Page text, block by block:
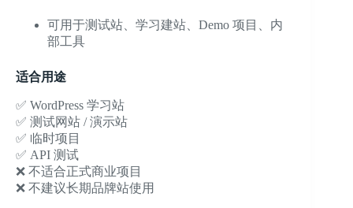
可用于测试站、学习建站、Demo 项目、内
部工具
适合用途
✅ WordPress 学习站
✅ 测试网站 / 演示站
✅ 临时项目
✅ API 测试
❌ 不适合正式商业项目
❌ 不建议长期品牌站使用